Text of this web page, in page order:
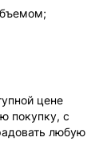
цене
покупку, с
любую